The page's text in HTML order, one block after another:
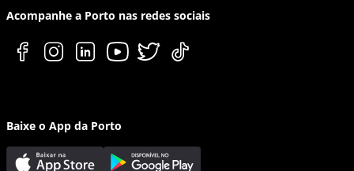
Acompanhe a Porto nas redes sociais
Baixe o App da Porto